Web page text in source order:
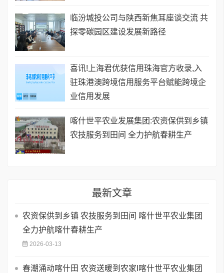
临汾城投公司与陕西新焦耳座谈交流 共
探零碳园区建设发展新路径
喜讯!上海君优获信用珠海官方收录,入
驻珠港澳跨境信用服务平台赋能跨境企
业信用发展
喀什世平农业发展集团:农资保供到乡镇
农技服务到田间 全力护航春耕生产
最新文章
农资保供到乡镇 农技服务到田间 喀什世平农业集团
全力护航喀什春耕生产
2026-03-13
春潮涌动喀什田 农资送暖到农家I喀什世平农业集团